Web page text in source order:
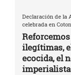
Declaración de la
celebrada en
ilegítimas,
ecocida, el